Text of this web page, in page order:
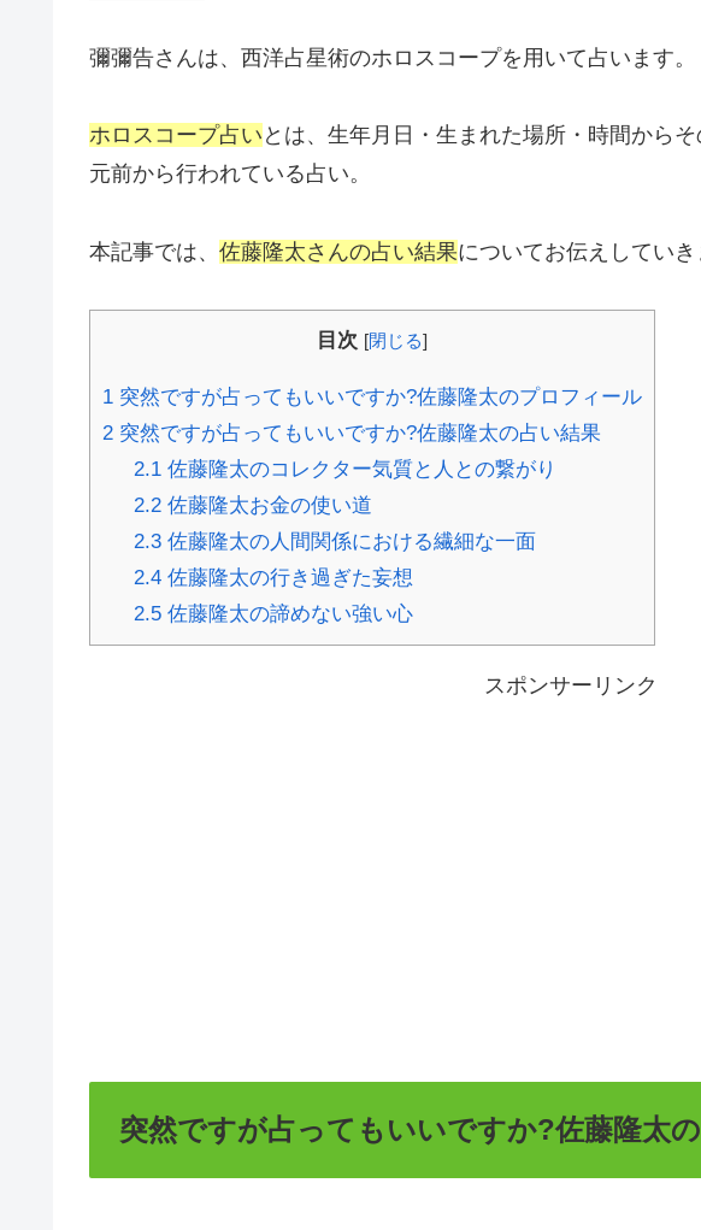
彌彌告さんは、西洋占星術のホロスコープを用いて占います。
ホロスコープ占い とは、生年月日・生まれた場所・時間から
元前から行われている占い。
本記事では、 佐藤隆太さんの占い結果についてお伝えしていき
目次 [閉じる]
1 突然ですが占ってもいいですか?佐藤隆太のプロフィール
2 突然ですが占ってもいいですか?佐藤隆太の占い結果
2.1佐藤隆太のコレクター気質と人との繋がり
2.2佐藤隆太お金の使い道
2.3佐藤隆太の人間関係における繊細な一面
2.4佐藤隆太の行き過ぎた妄想
2.5佐藤隆太の諦めない強い心
スポンサーリンク
突然ですが占ってもいいですか?佐藤隆太